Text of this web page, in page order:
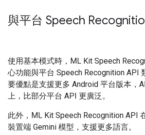
與平台 Speech
使用基本模式時，ML Kit Speech
心功能與平台 Speech Recognition API
要優點是支援更多 Android 平台版本，
上，比部分平台 API 更廣泛。
此外，ML Kit Speech Recognition API
裝置端 Gemini 模型，支援更多語言。